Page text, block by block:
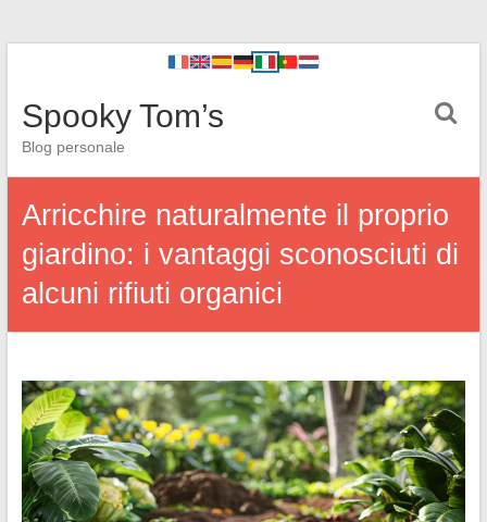
Spooky Tom’s
Blog personale
Arricchire naturalmente il proprio
giardino: i vantaggi sconosciuti di
alcuni rifiuti organici